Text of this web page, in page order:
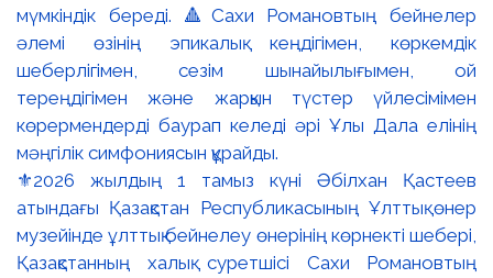
⚜️2026 жылдың 1 тамыз күні Әбілхан Қастеев
атындағы Қазақстан Республикасының Ұлттық өнер
музейінде ұлттық бейнелеу өнерінің көрнекті шебері,
Қазақстанның халық суретшісі Сахи Романовтың